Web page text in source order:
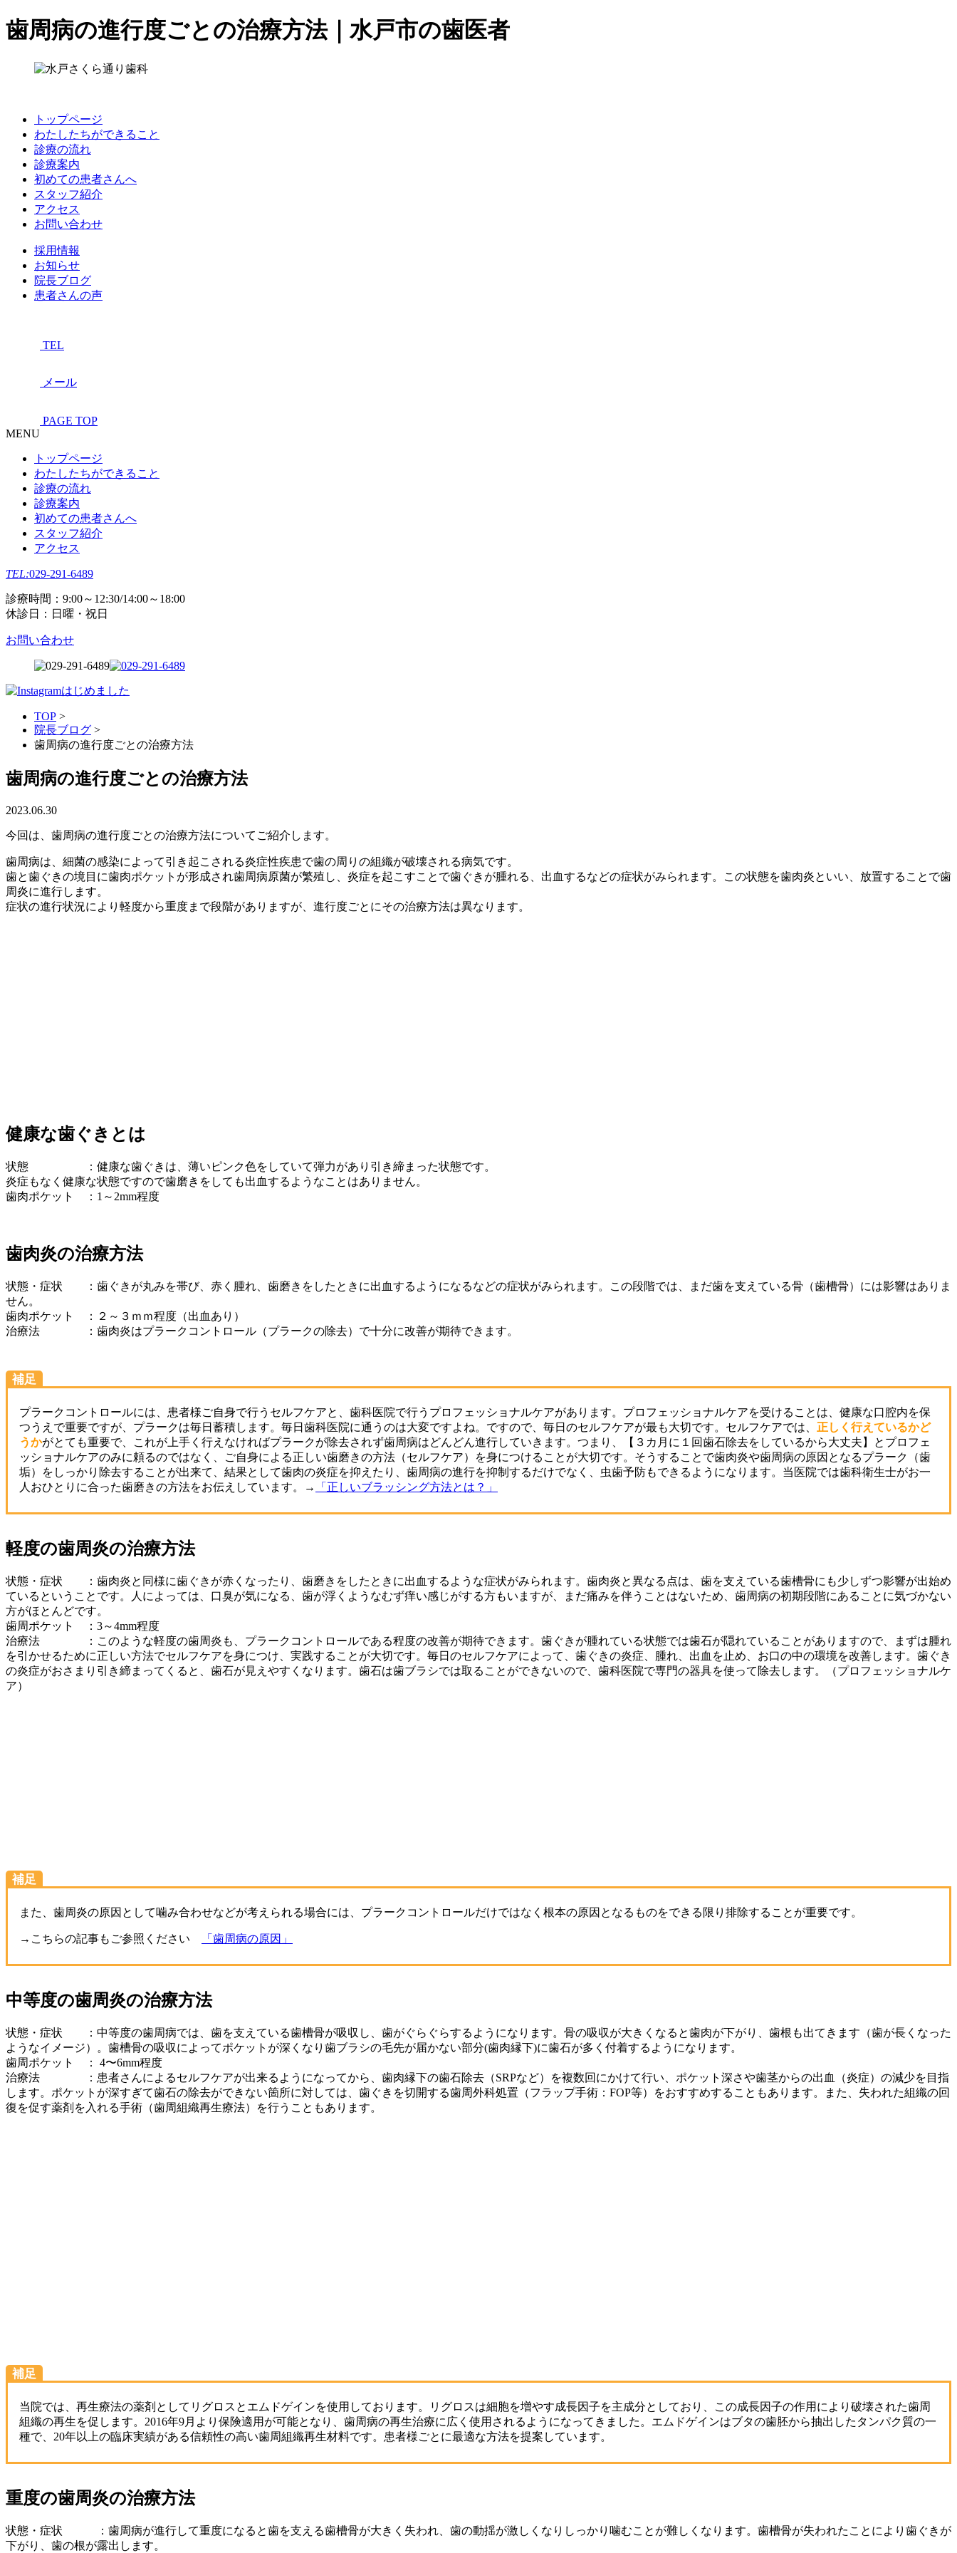
歯周病の進行度ごとの治療方法｜水戸市の歯医者
トップページ
わたしたちができること
診療の流れ
診療案内
初めての患者さんへ
スタッフ紹介
アクセス
お問い合わせ
採用情報
お知らせ
院長ブログ
患者さんの声
TEL
メール
PAGE TOP
MENU
トップページ
わたしたちができること
診療の流れ
診療案内
初めての患者さんへ
スタッフ紹介
アクセス
TEL:029-291-6489
診療時間：9:00～12:30/14:00～18:00
休診日：日曜・祝日
お問い合わせ
TOP >
院長ブログ >
歯周病の進行度ごとの治療方法
歯周病の進行度ごとの治療方法
2023.06.30
今回は、歯周病の進行度ごとの治療方法についてご紹介します。
歯周病は、細菌の感染によって引き起こされる炎症性疾患で歯の周りの組織が破壊される病気です。
歯と歯ぐきの境目に歯肉ポケットが形成され歯周病原菌が繁殖し、炎症を起こすことで歯ぐきが腫れる、出血するなどの症状がみられます。この状態を歯肉炎といい、放置することで歯
周炎に進行します。
症状の進行状況により軽度から重度まで段階がありますが、進行度ごとにその治療方法は異なります。
健康な歯ぐきとは
状態 ：健康な歯ぐきは、薄いピンク色をしていて弾力があり引き締まった状態です。
炎症もなく健康な状態ですので歯磨きをしても出血するようなことはありません。
歯肉ポケット ：1～2mm程度
歯肉炎の治療方法
状態・症状 ：歯ぐきが丸みを帯び、赤く腫れ、歯磨きをしたときに出血するようになるなどの症状がみられます。この段階では、まだ歯を支えている骨（歯槽骨）には影響はありま
せん。
歯肉ポケット ：２～３ｍｍ程度（出血あり）
治療法 ：歯肉炎はプラークコントロール（プラークの除去）で十分に改善が期待できます。
補足
プラークコントロールには、患者様ご自身で行うセルフケアと、歯科医院で行うプロフェッショナルケアがあります。プロフェッショナルケアを受けることは、健康な口腔内を保
つうえで重要ですが、プラークは毎日蓄積します。毎日歯科医院に通うのは大変ですよね。ですので、毎日のセルフケアが最も大切です。セルフケアでは、 正しく行えているかど
うかがとても重要で、これが上手く行えなければプラークが除去されず歯周病はどんどん進行していきます。つまり、【３カ月に１回歯石除去をしているから大丈夫】とプロフェ
ッショナルケアのみに頼るのではなく、ご自身による正しい歯磨きの方法（セルフケア）を身につけることが大切です。そうすることで歯肉炎や歯周病の原因となるプラーク（歯
垢）をしっかり除去することが出来て、結果として歯肉の炎症を抑えたり、歯周病の進行を抑制するだけでなく、虫歯予防もできるようになります。当医院では歯科衛生士がお一
人おひとりに合った歯磨きの方法をお伝えしています。→
「正しいブラッシング方法とは？」
軽度の歯周炎の治療方法
状態・症状 ：歯肉炎と同様に歯ぐきが赤くなったり、歯磨きをしたときに出血するような症状がみられます。歯肉炎と異なる点は、歯を支えている歯槽骨にも少しずつ影響が出始め
ているということです。人によっては、口臭が気になる、歯が浮くようなむず痒い感じがする方もいますが、まだ痛みを伴うことはないため、歯周病の初期段階にあることに気づかない
方がほとんどです。
歯周ポケット ：3～4mm程度
治療法 ：このような軽度の歯周炎も、プラークコントロールである程度の改善が期待できます。歯ぐきが腫れている状態では歯石が隠れていることがありますので、まずは腫れ
を引かせるために正しい方法でセルフケアを身につけ、実践することが大切です。毎日のセルフケアによって、歯ぐきの炎症、腫れ、出血を止め、お口の中の環境を改善します。歯ぐき
の炎症がおさまり引き締まってくると、歯石が見えやすくなります。歯石は歯ブラシでは取ることができないので、歯科医院で専門の器具を使って除去します。（プロフェッショナルケ
ア）
補足
また、歯周炎の原因として噛み合わせなどが考えられる場合には、プラークコントロールだけではなく根本の原因となるものをできる限り排除することが重要です。
→こちらの記事もご参照ください 「歯周病の原因」
中等度の歯周炎の治療方法
状態・症状 ：中等度の歯周病では、歯を支えている歯槽骨が吸収し、歯がぐらぐらするようになります。骨の吸収が大きくなると歯肉が下がり、歯根も出てきます（歯が長くなった
ようなイメージ）。歯槽骨の吸収によってポケットが深くなり歯ブラシの毛先が届かない部分(歯肉縁下)に歯石が多く付着するようになります。
歯周ポケット ： 4〜6mm程度
治療法 ：患者さんによるセルフケアが出来るようになってから、歯肉縁下の歯石除去（SRPなど）を複数回にかけて行い、ポケット深さや歯茎からの出血（炎症）の減少を目指
します。ポケットが深すぎて歯石の除去ができない箇所に対しては、歯ぐきを切開する歯周外科処置（フラップ手術：FOP等）をおすすめすることもあります。また、失われた組織の回
復を促す薬剤を入れる手術（歯周組織再生療法）を行うこともあります。
補足
当院では、再生療法の薬剤としてリグロスとエムドゲインを使用しております。リグロスは細胞を増やす成長因子を主成分としており、この成長因子の作用により破壊された歯周
組織の再生を促します。2016年9月より保険適用が可能となり、歯周病の再生治療に広く使用されるようになってきました。エムドゲインはブタの歯胚から抽出したタンパク質の一
種で、20年以上の臨床実績がある信頼性の高い歯周組織再生材料です。患者様ごとに最適な方法を提案しています。
重度の歯周炎の治療方法
状態・症状 ：歯周病が進行して重度になると歯を支える歯槽骨が大きく失われ、歯の動揺が激しくなりしっかり噛むことが難しくなります。歯槽骨が失われたことにより歯ぐきが
下がり、歯の根が露出します。